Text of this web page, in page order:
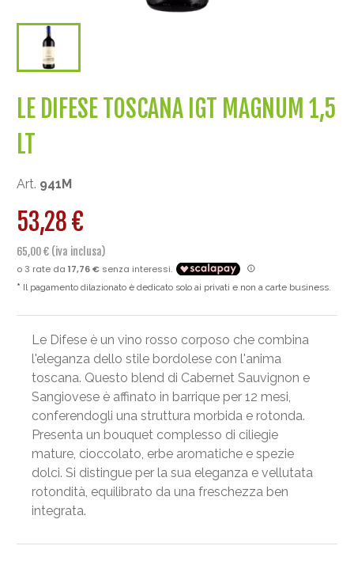
LE DIFESE TOSCANA IGT MAGNUM 1,5
LT
Art. 941M
53,28 €
65,00 € (iva inclusa)
Il pagamento dilazionato è dedicato solo ai privati e non a carte business.
Le Difese è un vino rosso corposo che combina
l'eleganza dello stile bordolese con l'anima
toscana. Questo blend di Cabernet Sauvignon e
Sangiovese è affinato in barrique per 12 mesi,
conferendogli una struttura morbida e rotonda.
Presenta un bouquet complesso di ciliegie
mature, cioccolato, erbe aromatiche e spezie
dolci. Si distingue per la sua eleganza e vellutata
rotondità, equilibrato da una freschezza ben
integrata.